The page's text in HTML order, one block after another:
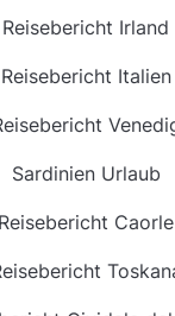
Reisebericht Irland
Reisebericht Italien
Sardinien Urlaub
Reisebericht Caorle